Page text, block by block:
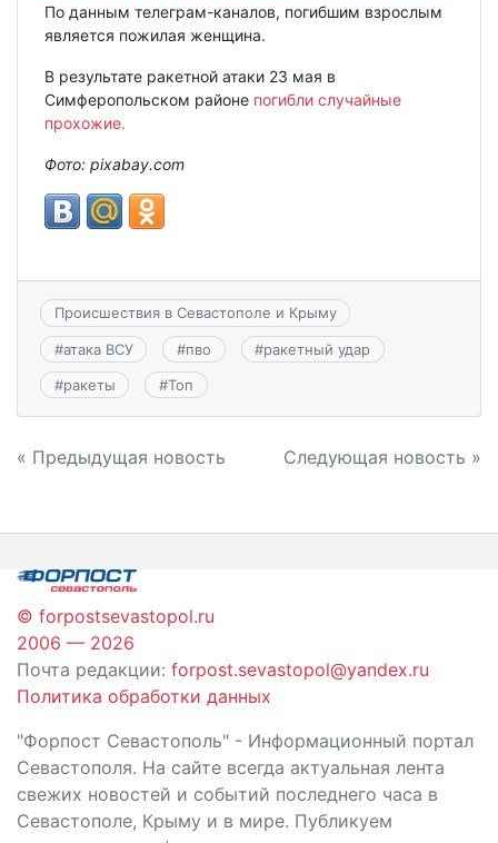
По данным телеграм-каналов, погибшим взрослым
является пожилая женщина.
В результате ракетной атаки 23 мая в
Симферопольском районе погибли случайные
прохожие.
Фото: pixabay.com
Происшествия в Севастополе и Крыму
#атака ВСУ #пво #ракетный удар
#ракеты #Топ
Навигация
записям
« Предыдущая новость Следующая новость »
© forpostsevastopol.ru
2006 — 2026
Почта редакции: forpost.sevastopol@yandex.ru
Политика обработки данных
"Форпост Севастополь" - Информационный портал
Севастополя. На сайте всегда актуальная лента
свежих новостей и событий последнего часа в
Севастополе, Крыму и в мире. Публикуем